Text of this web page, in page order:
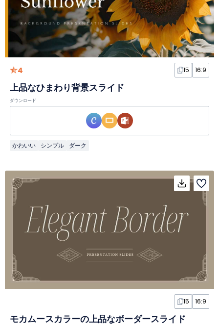
4 15 16:9
上品なひまわり背景スライド
ダウンロード
かわいい シンプル ダーク
15 16:9
モカムースカラーの上品なボーダースライド